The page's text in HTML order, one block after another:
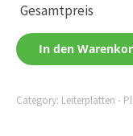
Gesamtpreis
In den
Category: Leiterplatten -